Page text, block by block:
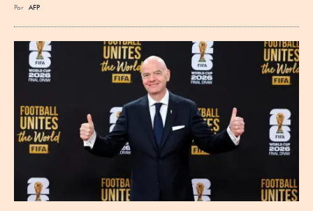
Por AFP